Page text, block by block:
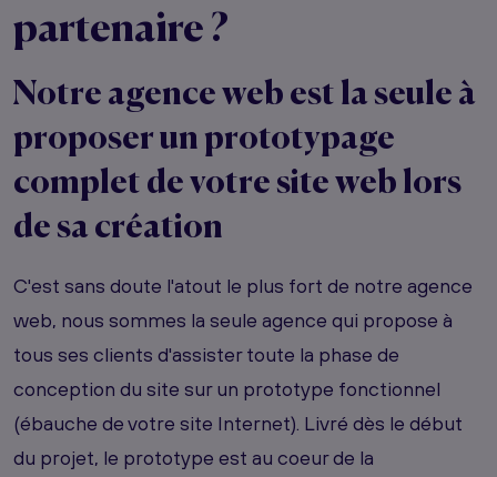
partenaire ?
Notre agence web est la seule à
proposer un prototypage
complet de votre site web lors
de sa création
C'est sans doute l'atout le plus fort de notre agence
web, nous sommes la seule agence qui propose à
tous ses clients d'assister toute la phase de
conception du site sur un prototype fonctionnel
(ébauche de votre site Internet). Livré dès le début
du projet, le prototype est au coeur de la